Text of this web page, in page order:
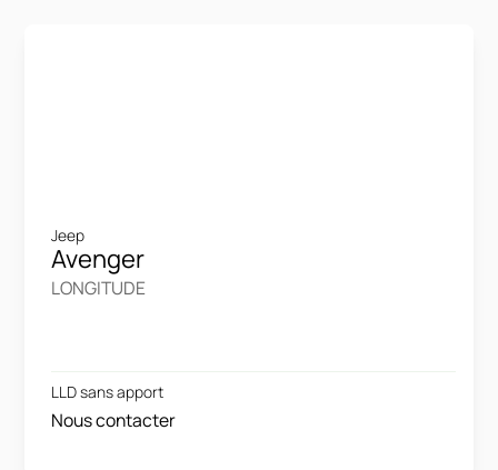
Jeep
Avenger
LONGITUDE
LLD sans apport
Nous contacter